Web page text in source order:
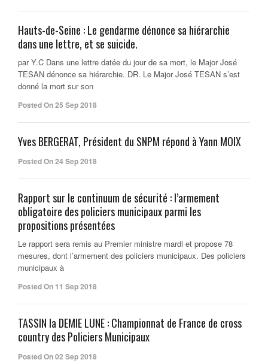
Hauts-de-Seine : Le gendarme dénonce sa hiérarchie
dans une lettre, et se suicide.
par Y.C Dans une lettre datée du jour de sa mort, le Major José
TESAN dénonce sa hiérarchie. DR. Le Major José TESAN s’est
donné la mort sur son
Posted On 25 Sep 2018
Yves BERGERAT, Président du SNPM répond à Yann MOIX
Posted On 24 Sep 2018
Rapport sur le continuum de sécurité : l’armement
obligatoire des policiers municipaux parmi les
propositions présentées
Le rapport sera remis au Premier ministre mardi et propose 78
mesures, dont l’armement des policiers municipaux. Des policiers
municipaux à
Posted On 11 Sep 2018
TASSIN la DEMIE LUNE : Championnat de France de cross
country des Policiers Municipaux
Posted On 02 Sep 2018